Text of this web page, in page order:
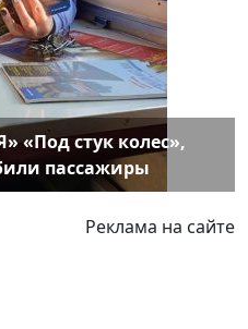
«Под стук колес»,
пассажиры
Реклама на сайте